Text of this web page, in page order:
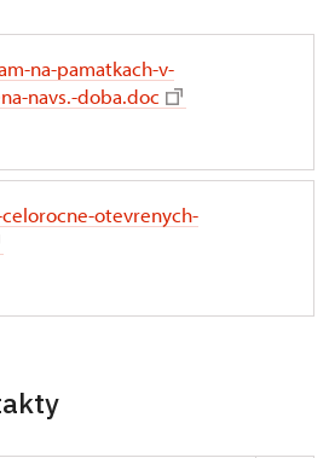
na-pamatkach-v-
navs.-doba.doc
otevrenych-